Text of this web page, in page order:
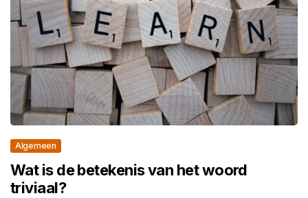
Algemeen
Wat is de betekenis van het woord
triviaal?